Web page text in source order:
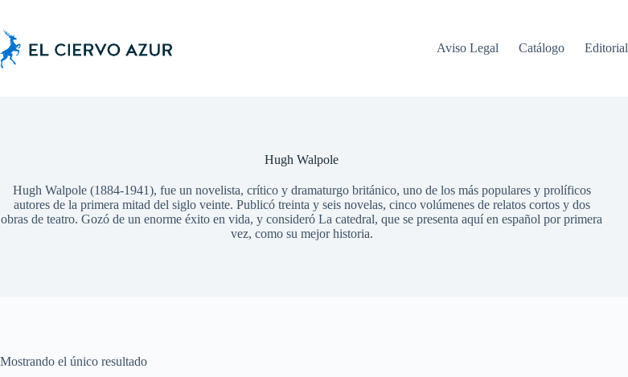
contenido
Aviso Legal
Catálogo Editorial
Hugh Walpole
Hugh Walpole (1884-1941), fue un novelista, crítico y dramaturgo británico, uno de los más populares y prolíficos
autores de la primera mitad del siglo veinte. Publicó treinta y seis novelas, cinco volúmenes de relatos cortos y dos
obras de teatro. Gozó de un enorme éxito en vida, y consideró La catedral, que se presenta aquí en español por primera
vez, como su mejor historia.
Mostrando el único resultado